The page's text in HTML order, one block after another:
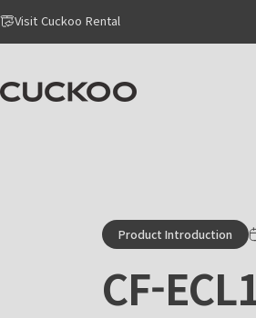
Skip to content
Go to Accessibility Statement Page
Visit Cuckoo Rental
CUCKOO America
Product Introduction
CF-